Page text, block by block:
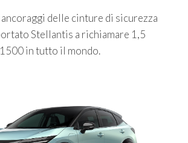
delle cinture di sicurezza
Stellantis a richiamare 1,5
in tutto il mondo.